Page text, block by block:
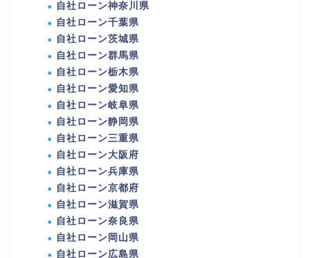
自社ローン神奈川県
自社ローン千葉県
自社ローン茨城県
自社ローン群馬県
自社ローン栃木県
自社ローン愛知県
自社ローン岐阜県
自社ローン静岡県
自社ローン三重県
自社ローン大阪府
自社ローン兵庫県
自社ローン京都府
自社ローン滋賀県
自社ローン奈良県
自社ローン岡山県
自社ローン広島県